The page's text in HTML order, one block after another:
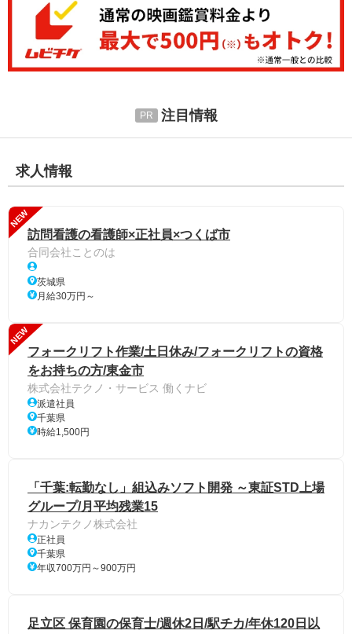
注目情報
求人情報
NEW
訪問看護の看護師×正社員×つくば市
合同会社ことのは
茨城県
月給30万円～
NEW
フォークリフト作業/土日休み/フォークリフトの資格
をお持ちの方/東金市
株式会社テクノ・サービス 働くナビ
派遣社員
千葉県
時給1,500円
「千葉:転勤なし」組込みソフト開発 ～東証STD上場
グループ/月平均残業15
ナカンテクノ株式会社
正社員
千葉県
年収700万円～900万円
足立区 保育園の保育士/週休2日/駅チカ/年休120日以